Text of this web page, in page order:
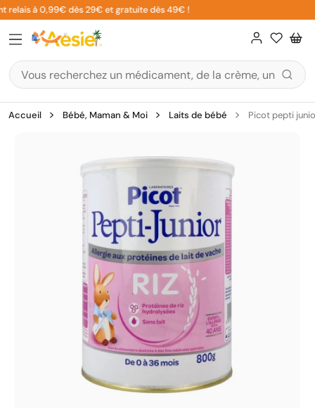
Aller
au
contenu
à 0,99€ dès 29€ et gratuite dès 49€ !
Accueil Bébé, Maman & Moi Laits de bébé Picot pepti